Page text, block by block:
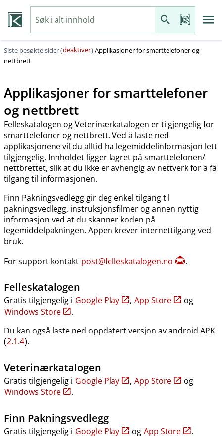
Siste besøkte sider (deaktiver)Applikasjoner for smarttelefoner og
nettbrett
Applikasjoner for smarttelefoner
og nettbrett
Felleskatalogen og Veterinærkatalogen er tilgjengelig for
smarttelefoner og nettbrett. Ved å laste ned
applikasjonene vil du alltid ha legemiddelinformasjon lett
tilgjengelig. Innholdet ligger lagret på smarttelefonen​/​
nettbrettet, slik at du ikke er avhengig av nettverk for å få
tilgang til informasjonen.
Finn Pakningsvedlegg gir deg enkel tilgang til
pakningsvedlegg, instruksjonsfilmer og annen nyttig
informasjon ved at du skanner koden på
legemiddelpakningen. Appen krever internettilgang ved
bruk.
For support kontakt post@felleskatalogen.no .
Felleskatalogen
Gratis tilgjengelig i Google Play , App Store
og
Windows Store
.
Du kan også laste ned oppdatert versjon av android APK
(2.1.4).
Veterinærkatalogen
Gratis tilgjengelig i Google Play , App Store
og
Windows Store
.
Finn Pakningsvedlegg
Gratis tilgjengelig i Google Play og App Store .